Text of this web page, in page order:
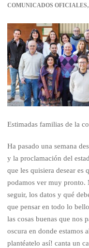
COMUNICADOS OFICIALES,
Estimadas familias de la
Ha pasado una semana
y la proclamación del
que les quisiera desear es
podamos ver muy pronto.
seguir, los datos y qué
que pensar en todo lo
las cosas buenas que nos
oscura en donde estamos
plantéatelo así! canta un